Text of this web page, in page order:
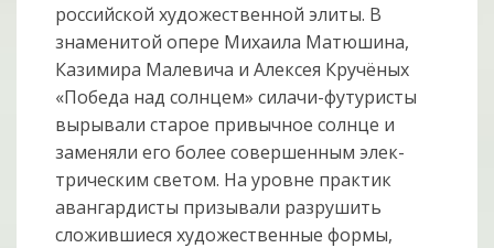
российской художественной элиты. В
знаменитой опере Михаила Матюшина,
Казимира Малевича и Алексея Кручёных
«Победа над солнцем» силачи-футуристы
вырывали старое привычное солнце и
заменяли его более совершенным элек­
триче­ским светом. На уровне практик
авангардисты призывали разрушить
сложив­ши­еся художественные формы,